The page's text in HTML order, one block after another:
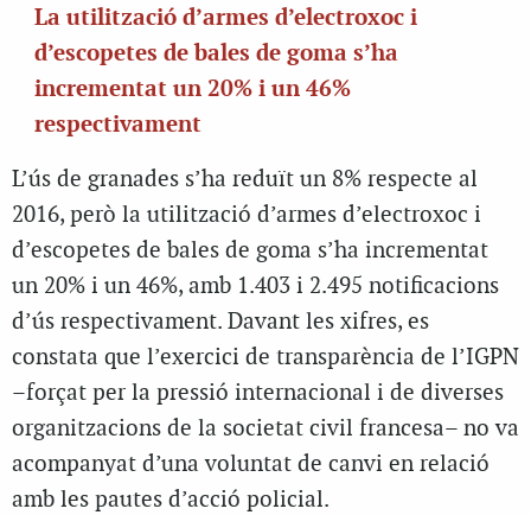
La utilització d’armes d’electroxoc i
d’escopetes de bales de goma s’ha
incrementat un 20% i un 46%
respectivament
L’ús de granades s’ha reduït un 8% respecte al
2016, però la utilització d’armes d’electroxoc i
d’escopetes de bales de goma s’ha incrementat
un 20% i un 46%, amb 1.403 i 2.495 notificacions
d’ús respectivament. Davant les xifres, es
constata que l’exercici de transparència de l’IGPN
–forçat per la pressió internacional i de diverses
organitzacions de la societat civil francesa– no va
acompanyat d’una voluntat de canvi en relació
amb les pautes d’acció policial.